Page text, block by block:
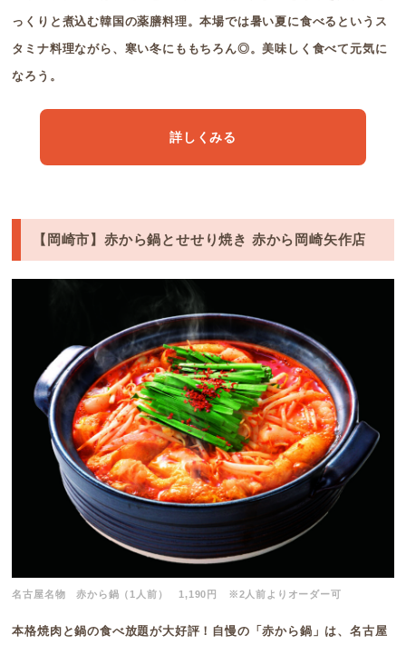
っくりと煮込む韓国の薬膳料理。本場では暑い夏に食べるというス
タミナ料理ながら、寒い冬にももちろん◎。美味しく食べて元気に
なろう。
詳しくみる
【岡崎市】赤から鍋とせせり焼き 赤から岡崎矢作店
名古屋名物 赤から鍋（1人前） 1,190円 ※2人前よりオーダー可
本格焼肉と鍋の食べ放題が大好評！自慢の「赤から鍋」は、名古屋